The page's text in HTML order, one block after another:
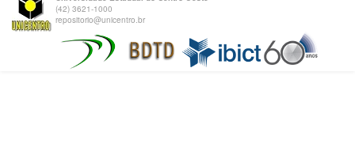
(42) 3621-1000
repositorio@unicentro.br